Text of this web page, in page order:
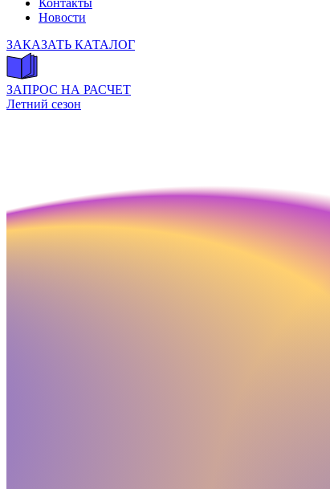
Контакты
Новости
ЗАКАЗАТЬ КАТАЛОГ
ЗАПРОС НА РАСЧЕТ
Летний сезон